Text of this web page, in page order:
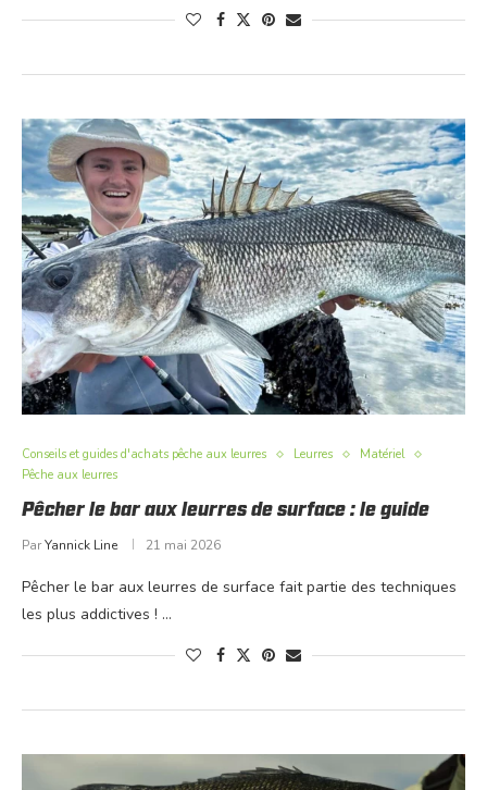
Conseils et guides d'achats pêche aux leurres Leurres
Matériel
Pêche aux leurres
Pêcher le bar aux leurres de surface : le guide
ParYannick Line 21 mai 2026
Pêcher le bar aux leurres de surface fait partie des techniques
les plus addictives ! …